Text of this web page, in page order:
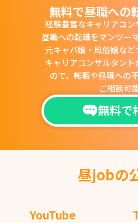
無料で昼職への
経験豊富なキャリアコ
昼職への転職をマンツー
元キャバ嬢・風俗嬢な
キャリアコンサルタン
ので、 転職や昼職への
ご相談可
無料で
昼jobの
YouTube